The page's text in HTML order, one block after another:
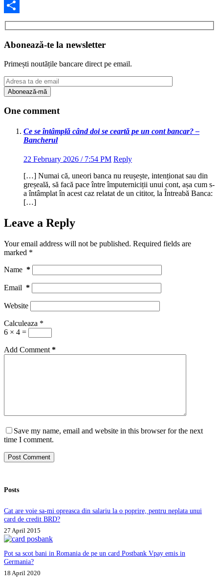
Facebook
Share
Abonează-te la newsletter
Primești noutățile bancare direct pe email.
One comment
Ce se întâmplă când doi se ceartă pe un cont bancar? –
Bancherul
22 February 2026 / 7:54 PM Reply
[…] Numai că, uneori banca nu reușește, intenționat sau din
greșeală, să facă pace între împuterniciții unui cont, așa cum s-
a întâmplat în acest caz relatat de un cititor, la Întreabă Banca:
[…]
Leave a Reply
Your email address will not be published. Required fields are
marked *
Name *
Email *
Website
Calculeaza *
6 × 4 =
Add Comment *
Save my name, email and website in this browser for the next
time I comment.
Post Comment
Posts
Cat are voie sa-mi opreasca din salariu la o poprire, pentru neplata unui
card de credit BRD?
27 April 2015
Pot sa scot bani in Romania de pe un card Postbank Vpay emis in
Germania?
18 April 2020